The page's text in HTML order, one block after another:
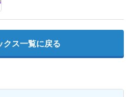
クス一覧に戻る